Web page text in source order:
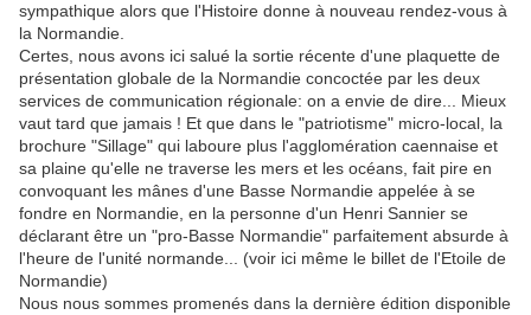
sympathique alors que l'Histoire donne à nouveau rendez-vous à
la Normandie.
Certes, nous avons ici salué la sortie récente d'une plaquette de
présentation globale de la Normandie concoctée par les deux
services de communication régionale: on a envie de dire... Mieux
vaut tard que jamais ! Et que dans le "patriotisme" micro-local, la
brochure "Sillage" qui laboure plus l'agglomération caennaise et
sa plaine qu'elle ne traverse les mers et les océans, fait pire en
convoquant les mânes d'une Basse Normandie appelée à se
fondre en Normandie, en la personne d'un Henri Sannier se
déclarant être un "pro-Basse Normandie" parfaitement absurde à
l'heure de l'unité normande... (voir ici même le billet de l'Etoile de
Normandie)
Nous nous sommes promenés dans la dernière édition disponible